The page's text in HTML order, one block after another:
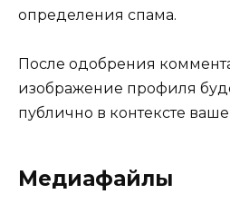
определения спама.
После одобрения
изображение профиля
публично в контексте
Медиафайлы